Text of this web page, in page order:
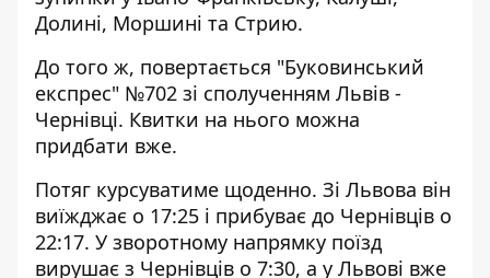
Долині, Моршині та Стрию.
До того ж, повертається "Буковинський
експрес" №702 зі сполученням Львів -
Чернівці. Квитки на нього можна
придбати вже.
Потяг курсуватиме щоденно. Зі Львова він
виїжджає о 17:25 і прибуває до Чернівців о
22:17. У зворотному напрямку поїзд
вирушає з Чернівців о 7:30, а у Львові вже